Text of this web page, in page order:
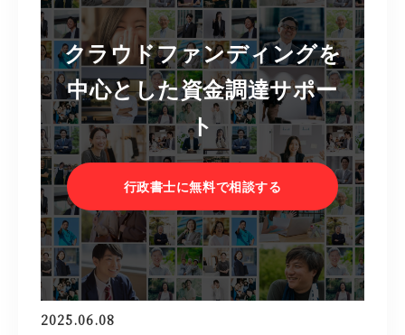
クラウドファンディングを
中心とした資金調達サポー
ト
行政書士に無料で相談する
2025.06.08
お問い合わせ